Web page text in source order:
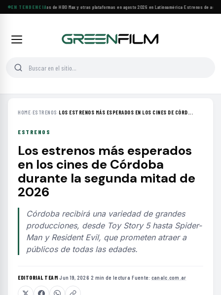
EN TENDENCIA
Principales estrenos de HBO Max y otras plataformas en agosto 2026 en Latinoamérica·Estrenos de
HOME›ESTRENOS ›LOS ESTRENOS MÁS ESPERADOS EN LOS CINES DE CÓRD...
ESTRENOS
Los estrenos más esperados
en los cines de Córdoba
durante la segunda mitad de
2026
Córdoba recibirá una variedad de grandes
producciones, desde Toy Story 5 hasta Spider-
Man y Resident Evil, que prometen atraer a
públicos de todas las edades.
EDITORIAL TEAM·Jun 19, 2026·2 min de lectura·Fuente: canalc.com.ar